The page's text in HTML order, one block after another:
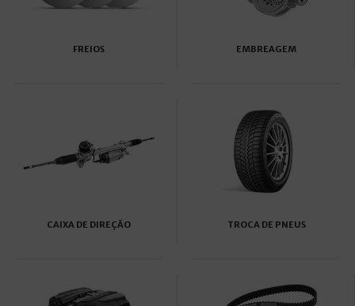
FREIOS EMBREAGEM
CAIXA DE DIREÇÃO TROCA DE PNEUS